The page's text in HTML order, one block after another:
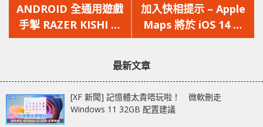
一
篇
文
ANDROID 全通用遊戲
手掣 RAZER KISHI 現
正發售
一
篇
文
加入快相提示 – Apple
Maps 將於 iOS 14 後
更新地圖 APP 功能
最新文章
[XF 新聞] 記憶體太貴唔玩啦！ 微軟刪走
Windows 11 32GB 配置建議